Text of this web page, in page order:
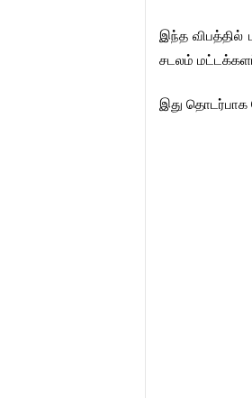
இந்த விபத்தில்
சடலம்
இது தொடர்பாக